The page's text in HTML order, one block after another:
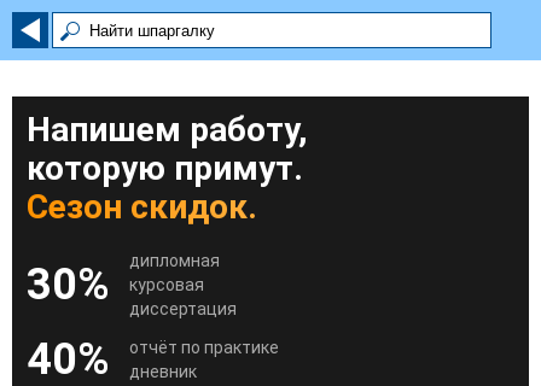
Напишем работу,
которую примут.
Сезон скидок.
30%
дипломная
курсовая
диссертация
40%
отчёт по практике
дневник